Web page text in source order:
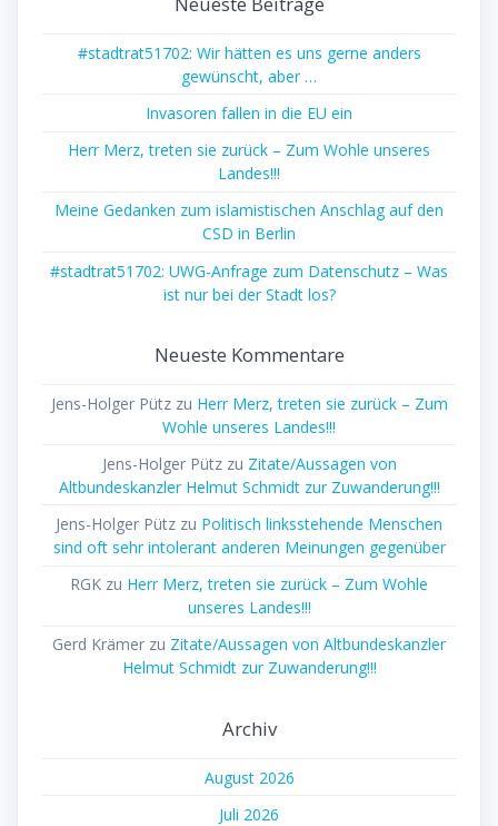
#stadtrat51702: Wir hätten es uns gerne anders
gewünscht, aber …
Invasoren fallen in die EU ein
Herr Merz, treten sie zurück – Zum Wohle unseres
Landes!!!
Meine Gedanken zum islamistischen Anschlag auf den
CSD in Berlin
#stadtrat51702: UWG-Anfrage zum Datenschutz – Was
ist nur bei der Stadt los?
Neueste Kommentare
Jens-Holger Pützzu Herr Merz, treten sie zurück – Zum
Wohle unseres Landes!!!
Jens-Holger Pützzu Zitate/Aussagen von
Altbundeskanzler Helmut Schmidt zur Zuwanderung!!!
Jens-Holger Pütz zu Politisch linksstehende Menschen
sind oft sehr intolerant anderen Meinungen gegenüber
RGK zu Herr Merz, treten sie zurück – Zum Wohle
unseres Landes!!!
Gerd Krämer zu Zitate/Aussagen von Altbundeskanzler
Helmut Schmidt zur Zuwanderung!!!
Archiv
August 2026
Juli 2026